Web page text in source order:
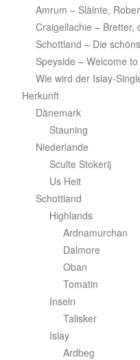
Amrum – Slàinte,
Craigellachie – Bretter,
Schottland – Die
Speyside – Welcome
Wie wird der Islay-
Herkunft
Dänemark
Stauning
Niederlande
Sculte Stokerij
Us Heit
Schottland
Highlands
Ardnamurchan
Dalmore
Oban
Tomatin
Inseln
Talisker
Islay
Ardbeg